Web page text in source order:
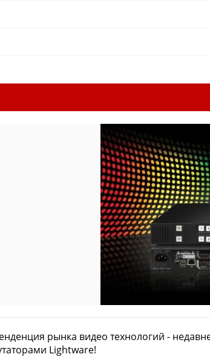
рынка видео технологий -
Lightware!